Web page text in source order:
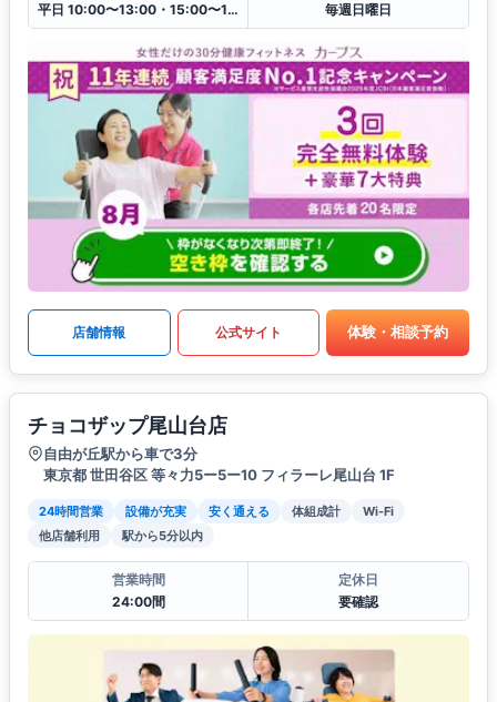
平日 10:00〜13:00・15:00〜19:00
毎週日曜日
店舗情報 公式サイト 体験・相談予約
チョコザップ尾山台店
自由が丘駅から車で3分
東京都 世田谷区 等々力5ー5ー10 フィラーレ尾山台 1F
24時間営業 設備が充実 安く通える 体組成計
Wi-Fi
他店舗利用
駅から5分以内
営業時間
24:00間
定休日
要確認